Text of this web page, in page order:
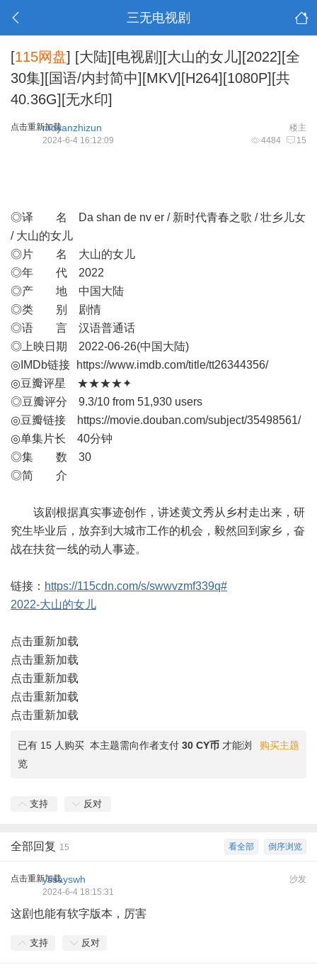
三无电视剧
[115网盘] [大陆][电视剧][大山的女儿][2022][全
30集][国语/内封简中][MKV][H264][1080P][共
40.36G][无水印]
点击重新加载 楼主
moyanzhizun
4484 15
2024-6-4 16:12:09
◎译 名 Da shan de nv er / 新时代青春之歌 / 壮乡儿女
/ 大山的女儿
◎片 名 大山的女儿
◎年 代 2022
◎产 地 中国大陆
◎类 别 剧情
◎语 言 汉语普通话
◎上映日期 2022-06-26(中国大陆)
◎IMDb链接
https://www.imdb.com/title/tt26344356/
◎豆瓣评星 ★★★★✦
◎豆瓣评分 9.3/10 from 51,930 users
◎豆瓣链接
https://movie.douban.com/subject/35498561/
◎单集片长 40分钟
◎集 数 30
◎简 介
该剧根据真实事迹创作，讲述黄文秀从乡村走出来，研
究生毕业后，放弃到大城市工作的机会，毅然回到家乡，奋
战在扶贫一线的动人事迹。
链接： https://115cdn.com/s/swwvzmf339q#
2022-大山的女儿
点击重新加载
点击重新加载
点击重新加载
点击重新加载
点击重新加载
购买主题
已有 15 人购买 本主题需向作者支付 30 CY币 才能浏
览
支持 反对
倒序浏览
看全部
全部回复 15
点击重新加载 沙发
yssayswh
2024-6-4 18:15:31
这剧也能有软字版本，厉害
支持 反对